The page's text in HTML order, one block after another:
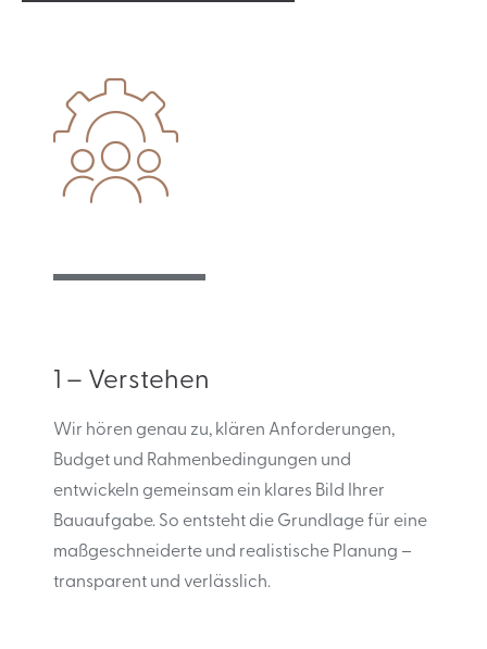
1 – Verstehen
Wir hören genau zu, klären Anforderungen,
Budget und Rahmenbedingungen und
entwickeln gemeinsam ein klares Bild Ihrer
Bauaufgabe. So entsteht die Grundlage für eine
maßgeschneiderte und realistische Planung –
transparent und verlässlich.